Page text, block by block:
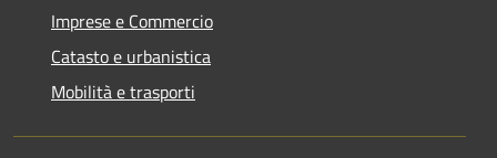
Imprese e Commercio
Catasto e urbanistica
Mobilità e trasporti